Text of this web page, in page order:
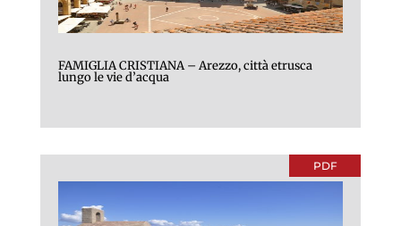
FAMIGLIA CRISTIANA – Arezzo, città etrusca
lungo le vie d’acqua
PDF